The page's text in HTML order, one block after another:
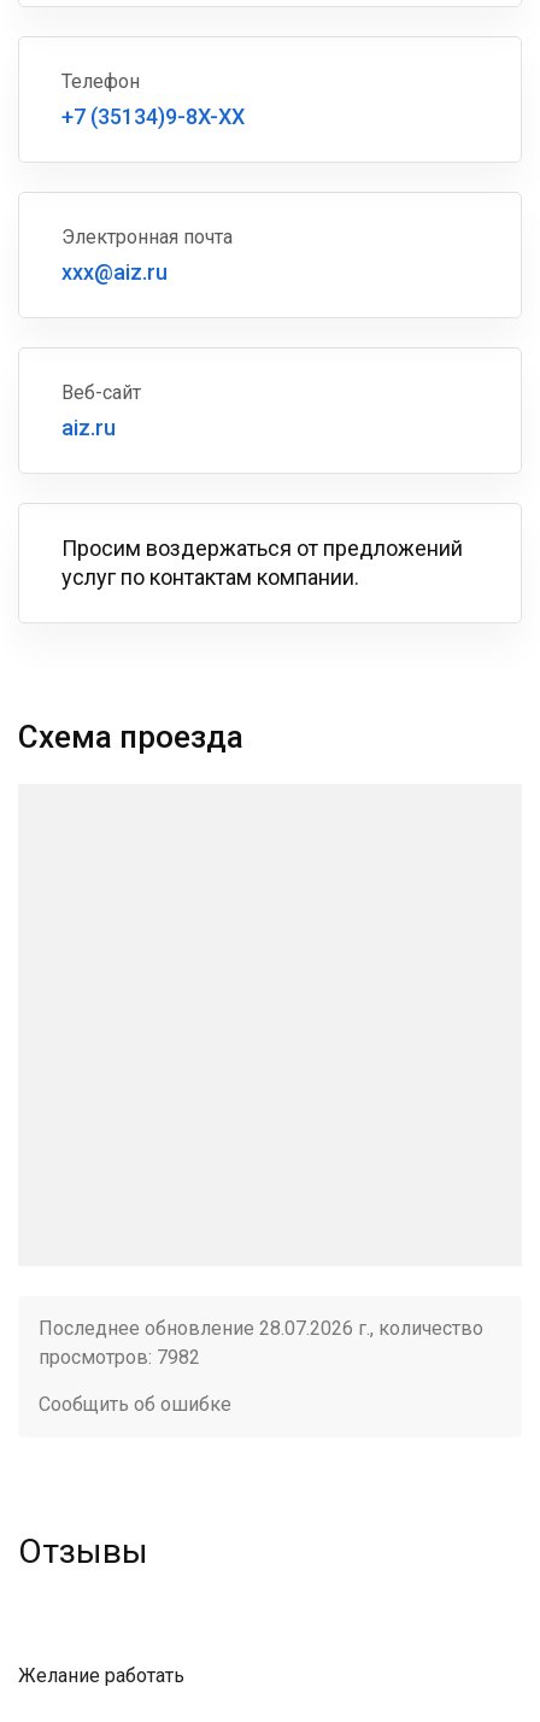
Телефон
+7 (35134)9-8X-XX
Электронная почта
xxx@aiz.ru
Веб-сайт
aiz.ru
Просим воздержаться от предложений
услуг по контактам компании.
Схема проезда
Последнее обновление 28.07.2026 г., количество
просмотров: 7982
Сообщить об ошибке
Отзывы
Желание работать